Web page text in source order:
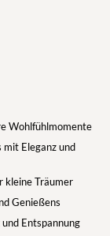
Wohlfühlmomente
mit Eleganz und
kleine Träumer
Genießens
Entspannung